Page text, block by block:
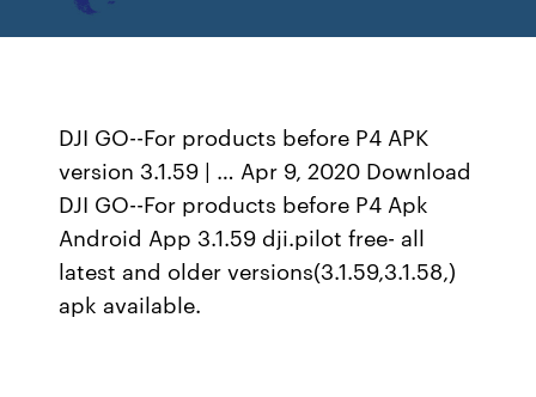
DJI GO--For products before P4 APK
version 3.1.59 | … Apr 9, 2020 Download
DJI GO--For products before P4 Apk
Android App 3.1.59 dji.pilot free- all
latest and older versions(3.1.59,3.1.58,)
apk available.